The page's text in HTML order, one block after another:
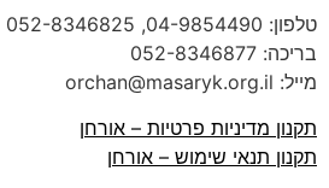
טלפון: 04-9854490
, 052-8346825
בריכה: 052-8346877
מייל: orchan@masaryk.org.il
תקנון מדיניות פרטיות – אורחן
תקנון תנאי שימוש – אורחן